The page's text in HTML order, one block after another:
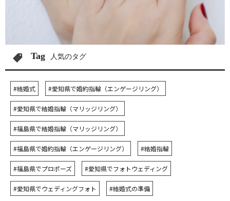
Tag 人気のタグ
#結婚式 #愛知県で婚約指輪（エンゲージリング）
#愛知県で結婚指輪（マリッジリング）
#福島県で結婚指輪（マリッジリング）
#福島県で婚約指輪（エンゲージリング） #結婚指輪
#福島県でプロポーズ #愛知県でフォトウェディング
#愛知県でウェディングフォト #結婚式の準備